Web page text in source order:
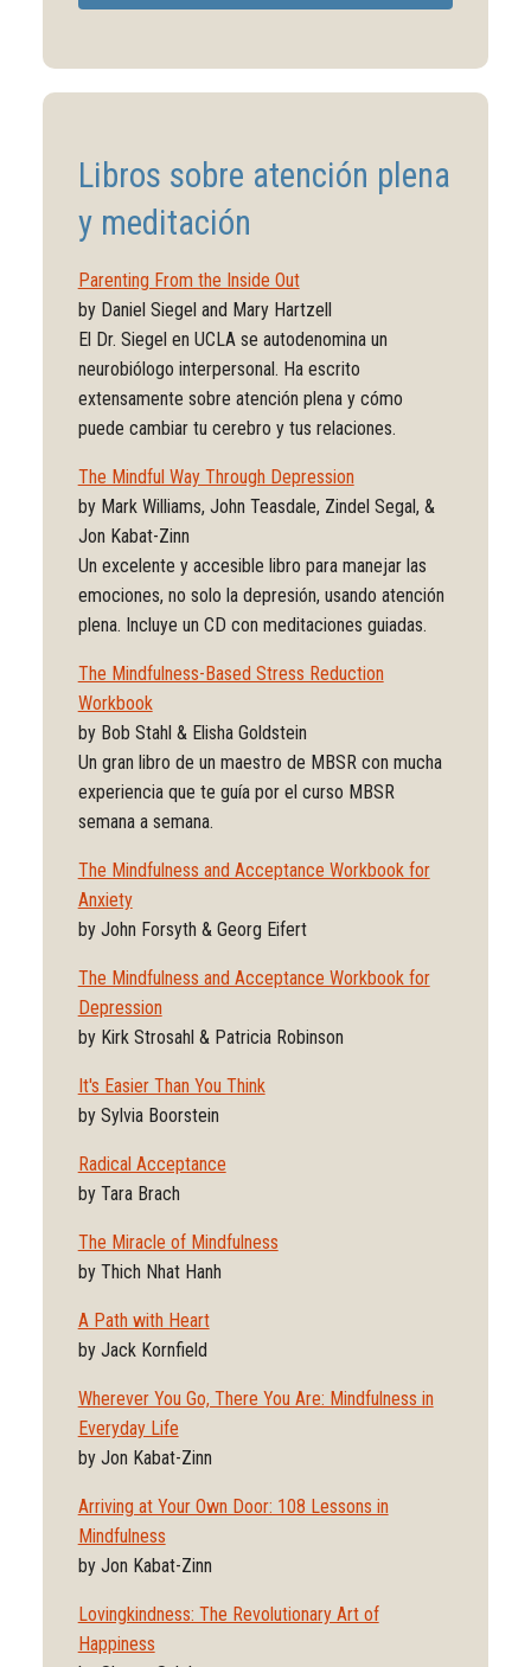
Libros sobre atención plena
y meditación
Parenting From the Inside Out
by Daniel Siegel and Mary Hartzell
El Dr. Siegel en UCLA se autodenomina un
neurobiólogo interpersonal. Ha escrito
extensamente sobre atención plena y cómo
puede cambiar tu cerebro y tus relaciones.
The Mindful Way Through Depression
by Mark Williams, John Teasdale, Zindel Segal, &
Jon Kabat-Zinn
Un excelente y accesible libro para manejar las
emociones, no solo la depresión, usando atención
plena. Incluye un CD con meditaciones guiadas.
The Mindfulness-Based Stress Reduction
Workbook
by Bob Stahl & Elisha Goldstein
Un gran libro de un maestro de MBSR con mucha
experiencia que te guía por el curso MBSR
semana a semana.
The Mindfulness and Acceptance Workbook for
Anxiety
by John Forsyth & Georg Eifert
The Mindfulness and Acceptance Workbook for
Depression
by Kirk Strosahl & Patricia Robinson
It's Easier Than You Think
by Sylvia Boorstein
Radical Acceptance
by Tara Brach
The Miracle of Mindfulness
by Thich Nhat Hanh
A Path with Heart
by Jack Kornfield
Wherever You Go, There You Are: Mindfulness in
Everyday Life
by Jon Kabat-Zinn
Arriving at Your Own Door: 108 Lessons in
Mindfulness
by Jon Kabat-Zinn
Lovingkindness: The Revolutionary Art of
Happiness